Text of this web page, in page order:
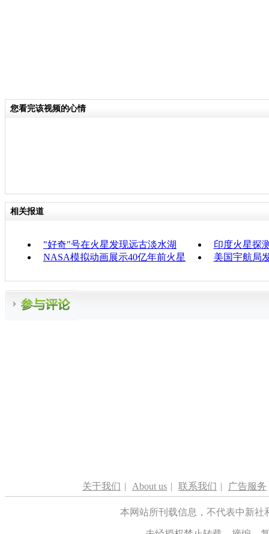
您看完该视频的心情
相关报道
"好奇"号在火星发现远古淡水湖
印度火星探
NASA模拟动画展示40亿年前火星
美国宇航局
关于我们 | About us | 联系我们 | 广告服务
本网站所刊载信息，不代表中新